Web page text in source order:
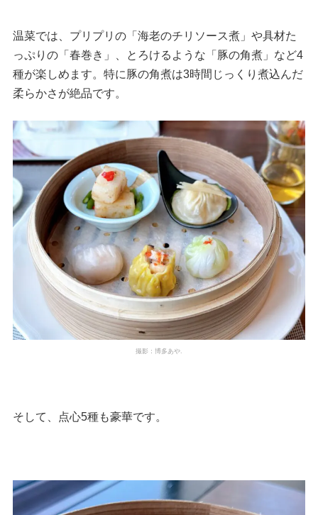
温菜では、プリプリの「海老のチリソース煮」や具材た
っぷりの「春巻き」、とろけるような「豚の角煮」など4
種が楽しめます。特に豚の角煮は3時間じっくり煮込んだ
柔らかさが絶品です。
撮影：博多あや.
そして、点心5種も豪華です。